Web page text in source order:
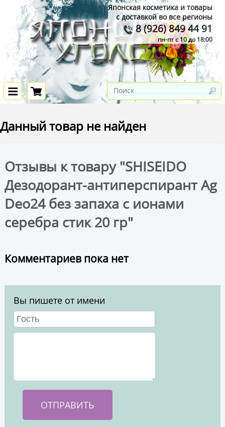
Японская косметика и товары
с доставкой во все регионы
8 (926) 849 44 91
пн-пт с 10 до 18:00
Данный товар не найден
Отзывы к товару "SHISEIDO
Дезодорант-антиперспирант Ag
Deo24 без запаха с ионами
серебра стик 20 гр"
Комментариев пока нет
Вы пишете от имени